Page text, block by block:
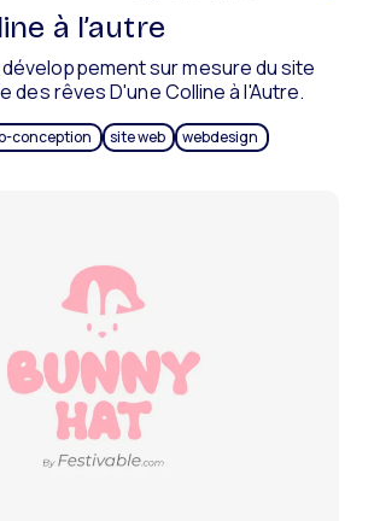
à l’autre
sur mesure du site
des rêves D'une Colline à l'Autre.
conception site web webdesign